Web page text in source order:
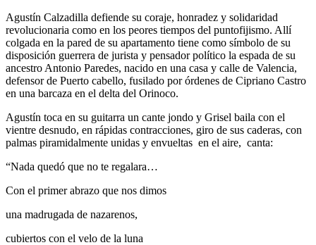
Agustín Calzadilla defiende su coraje, honradez y solidaridad
revolucionaria como en los peores tiempos del puntofijismo. Allí
colgada en la pared de su apartamento tiene como símbolo de su
disposición guerrera de jurista y pensador político la espada de su
ancestro Antonio Paredes, nacido en una casa y calle de Valencia,
defensor de Puerto cabello, fusilado por órdenes de Cipriano Castro
en una barcaza en el delta del Orinoco.
Agustín toca en su guitarra un cante jondo y Grisel baila con el
vientre desnudo, en rápidas contracciones, giro de sus caderas, con
palmas piramidalmente unidas y envueltas en el aire, canta:
“Nada quedó que no te regalara…
Con el primer abrazo que nos dimos
una madrugada de nazarenos,
cubiertos con el velo de la luna